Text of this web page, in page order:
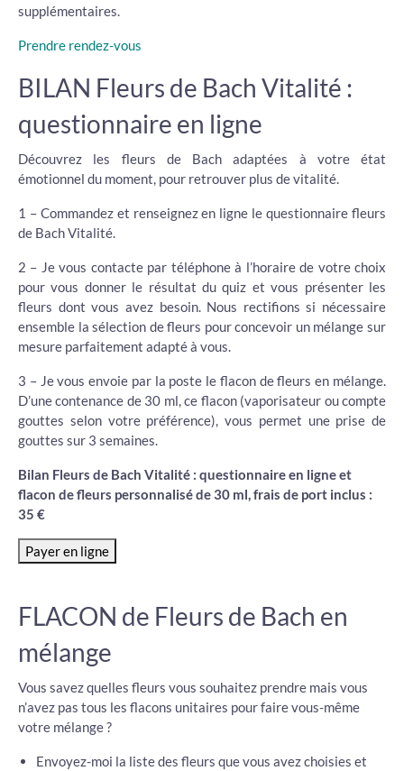
supplémentaires.
Prendre rendez-vous
BILAN Fleurs de Bach Vitalité :
questionnaire en ligne
Découvrez les fleurs de Bach adaptées à votre état
émotionnel du moment, pour retrouver plus de vitalité.
1 – Commandez et renseignez en ligne le questionnaire fleurs
de Bach Vitalité.
2 – Je vous contacte par téléphone à l’horaire de votre choix
pour vous donner le résultat du quiz et vous présenter les
fleurs dont vous avez besoin. Nous rectifions si nécessaire
ensemble la sélection de fleurs pour concevoir un mélange sur
mesure parfaitement adapté à vous.
3 – Je vous envoie par la poste le flacon de fleurs en mélange.
D’une contenance de 30 ml, ce flacon (vaporisateur ou compte
gouttes selon votre préférence), vous permet une prise de
gouttes sur 3 semaines.
Bilan Fleurs de Bach Vitalité : questionnaire en ligne et
flacon de fleurs personnalisé de 30 ml, frais de port inclus :
35 €
FLACON de Fleurs de Bach en
mélange
Vous savez quelles fleurs vous souhaitez prendre mais vous
n’avez pas tous les flacons unitaires pour faire vous-même
votre mélange ?
Envoyez-moi la liste des fleurs que vous avez choisies et